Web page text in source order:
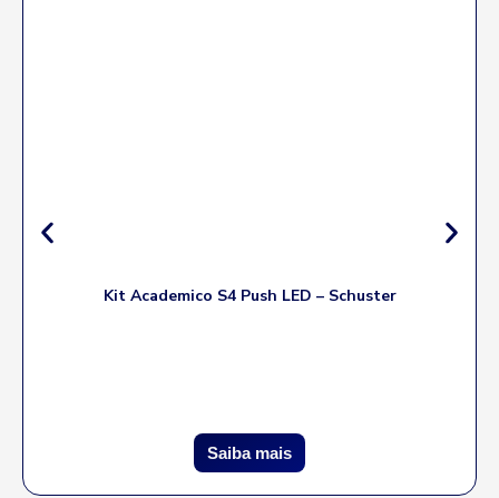
Kit Academico S4 Push LED – Schuster
Saiba mais